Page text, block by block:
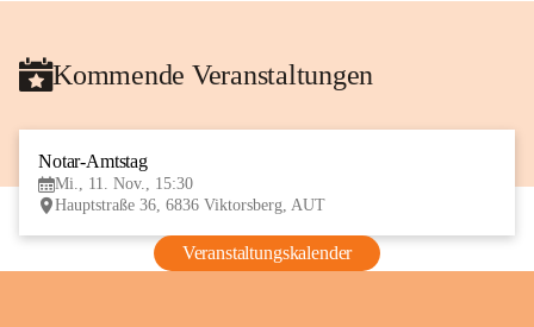
Kommende Veranstaltungen
Notar-Amtstag
Mi., 11. Nov., 15:30
Hauptstraße 36, 6836 Viktorsberg, AUT
Veranstaltungskalender